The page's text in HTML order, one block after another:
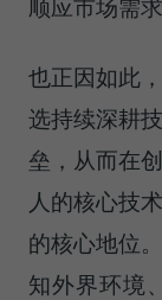
顺应市场需
也正因如此
选持续深耕
垒，从而在
人的核心技
的核心地位
知外界环境